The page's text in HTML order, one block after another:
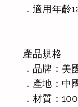
．適用年齡
產品規格
．品牌：美
．產地：中
．材質：